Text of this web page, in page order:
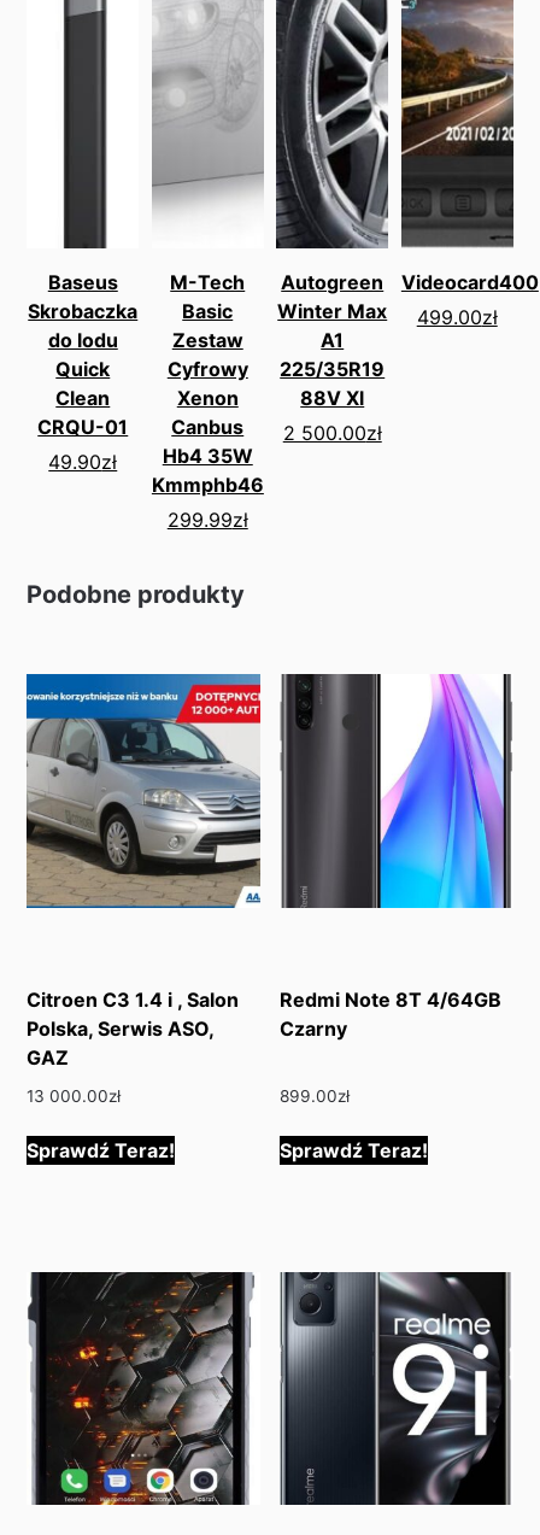
Baseus
Skrobaczka
do lodu
Quick
Clean
CRQU-01
49.90zł
M-Tech
Basic
Zestaw
Cyfrowy
Xenon
Canbus
Hb4 35W
Kmmphb46
299.99zł
Autogreen
Winter Max
A1
225/35R19
88V Xl
2 500.00zł
Videocard400
499.00zł
Podobne produkty
Citroen C3 1.4 i , Salon
Polska, Serwis ASO,
GAZ
13 000.00zł
Sprawdź Teraz!
Redmi Note 8T 4/64GB
Czarny
899.00zł
Sprawdź Teraz!